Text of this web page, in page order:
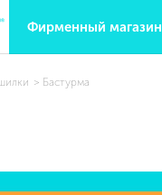
Фирменный магазин
Бастурма